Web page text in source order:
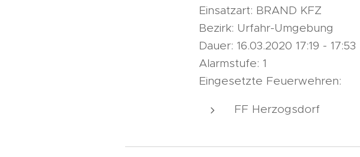
Einsatzart: BRAND KFZ
Bezirk: Urfahr-Umgebung
Dauer: 16.03.2020 17:19 - 17:53
Alarmstufe: 1
Eingesetzte Feuerwehren:
FF Herzogsdorf